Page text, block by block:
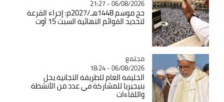
06/08/2026 - 21:27
حج موسم 1448هـ/2027م: إجراء القرعة
لتحديد القوائم النهائية السبت 15 أوت
Catégorie
مجتمع
06/08/2026 - 18:24
الخليفة العام للطريقة التجانية يحل
بنيجيريا للمشاركة في عدد من الأنشطة
واللقاءات